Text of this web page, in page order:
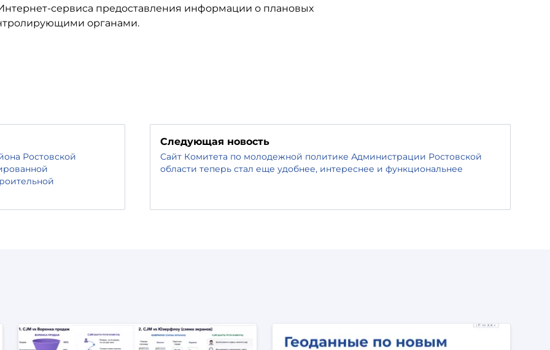
сервиса предоставления информации о плановых
органами.
Ростовской
Следующая новость
Сайт Комитета по молодежной политике Администрации Ростовской
области теперь стал еще удобнее, интереснее и функциональнее